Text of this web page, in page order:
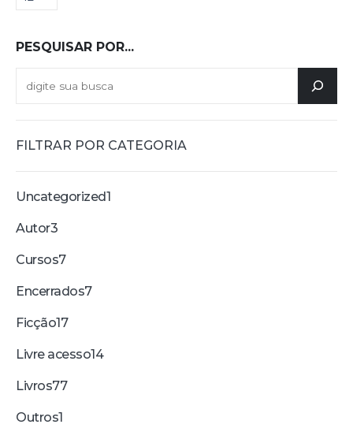
PESQUISAR POR...
FILTRAR POR CATEGORIA
Uncategorized1
Autor3
Cursos7
Encerrados7
Ficção17
Livre acesso14
Livros77
Outros1